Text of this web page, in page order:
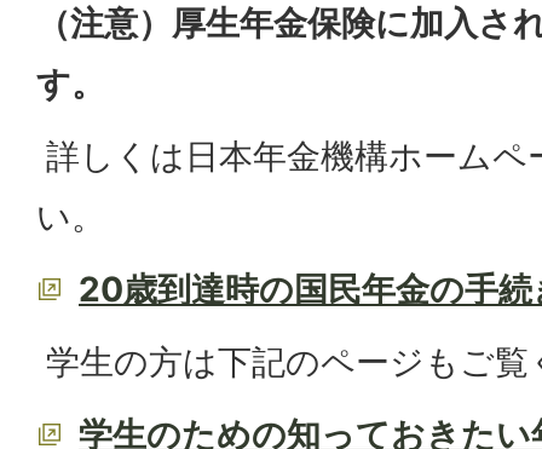
（注意）厚生年金保険に加入さ
す。
詳しくは日本年金機構ホーム
い。
20歳到達時の国民年金の手
学生の方は下記のページもご覧
学生のための知っておきた